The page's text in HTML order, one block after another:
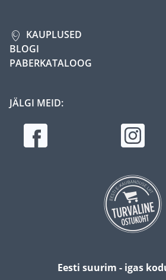
KAUPLUSED
BLOGI
PABERKATALOOG
JÄLGI MEID:
Eesti suurim - igas